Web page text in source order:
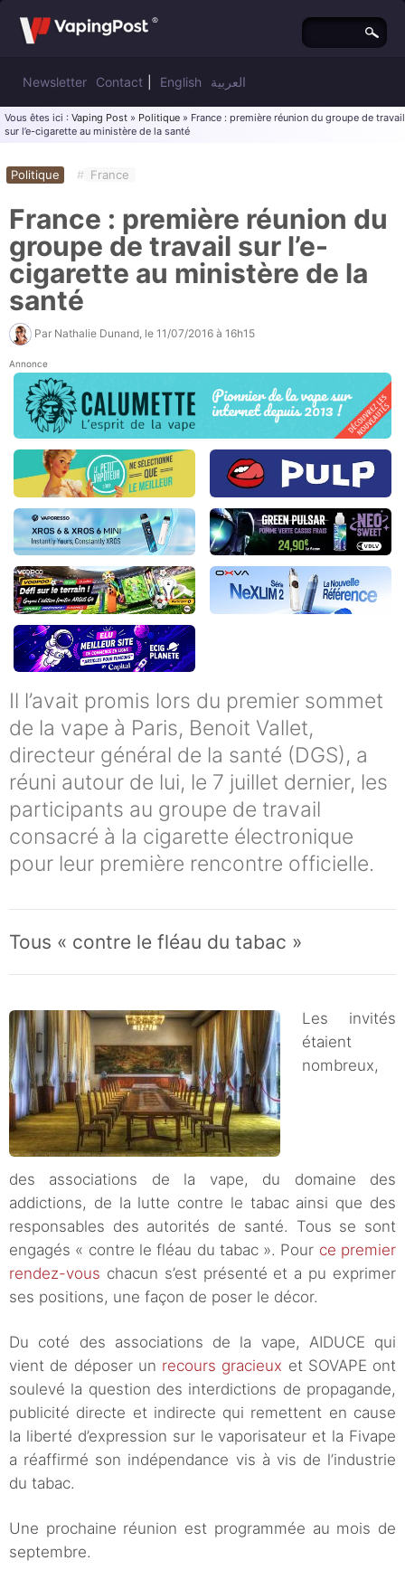
Newsletter Contact English العربية
Vous êtes ici : Vaping Post » Politique » France : première réunion du groupe de travail
sur l’e-cigarette au ministère de la santé
Politique # France
France : première réunion du
groupe de travail sur l’e-
cigarette au ministère de la
santé
Par Nathalie Dunand , le 11/07/2016 à 16h15
Annonce
Il l’avait promis lors du premier sommet
de la vape à Paris, Benoit Vallet,
directeur général de la santé (DGS), a
réuni autour de lui, le 7 juillet dernier, les
participants au groupe de travail
consacré à la cigarette électronique
pour leur première rencontre officielle.
Tous « contre le fléau du tabac »
Les invités
étaient
nombreux,
des associations de la vape, du domaine des
addictions, de la lutte contre le tabac ainsi que des
responsables des autorités de santé. Tous se sont
engagés « contre le fléau du tabac ». Pour ce premier
rendez-vous chacun s’est présenté et a pu exprimer
ses positions, une façon de poser le décor.
Du coté des associations de la vape, AIDUCE qui
vient de déposer un recours gracieux et SOVAPE ont
soulevé la question des interdictions de propagande,
publicité directe et indirecte qui remettent en cause
la liberté d’expression sur le vaporisateur et la Fivape
a réaffirmé son indépendance vis à vis de l’industrie
du tabac.
Une prochaine réunion est programmée au mois de
septembre.